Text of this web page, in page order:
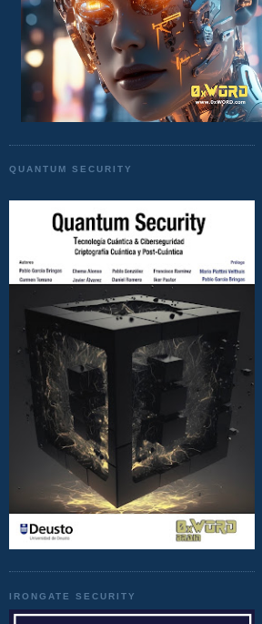
QUANTUM SECURITY
IRONGATE SECURITY